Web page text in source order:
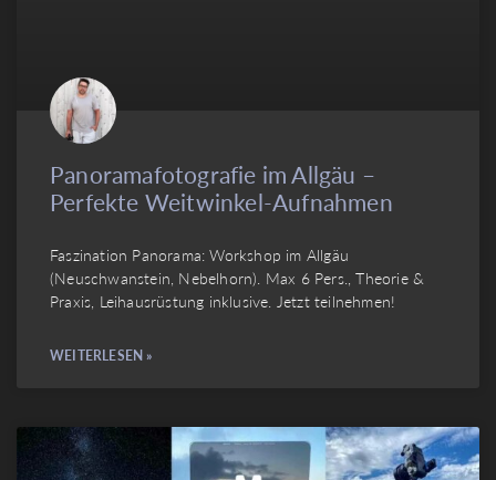
Panoramafotografie im Allgäu –
Perfekte Weitwinkel-Aufnahmen
Faszination Panorama: Workshop im Allgäu
(Neuschwanstein, Nebelhorn). Max 6 Pers., Theorie &
Praxis, Leihausrüstung inklusive. Jetzt teilnehmen!
WEITERLESEN »